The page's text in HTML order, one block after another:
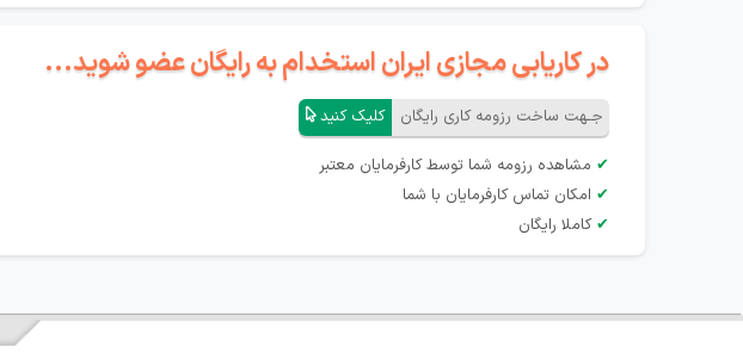
در کاریابی مجازی ایران استخدام به رایگان عضو شوید...
جـهت ساخت رزومه کاری رایگان کلیک کنید
✔ مشاهده رزومه شما توسط کارفرمایان معتبر
✔ امکان تماس کارفرمایان با شما
✔ کاملا رایگان